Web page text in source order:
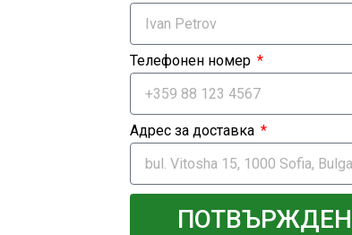
Телефонен номер
Адрес за доставка